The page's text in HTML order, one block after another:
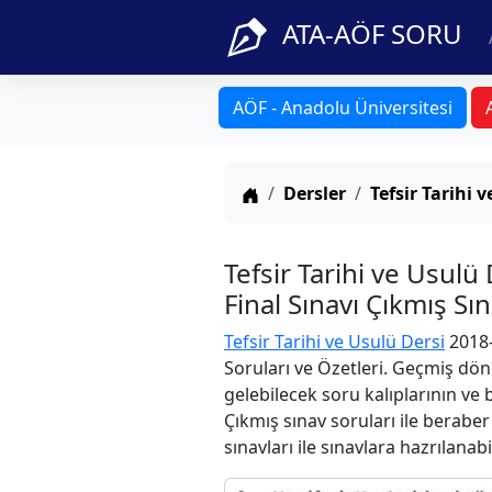
ATA-AÖF SORU
AÖF - Anadolu Üniversitesi
Anasayfa
Dersler Tefsir Tarihi
Tefsir Tarihi ve
Final Sınavı Çıkmış
Tefsir Tarihi ve Usulü Dersi
Soruları ve Özetleri. Geçmiş
gelebilecek soru kalıplarının
Çıkmış sınav soruları ile
sınavları ile sınavlara